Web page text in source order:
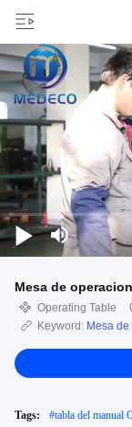
Mesa de
Operating Table
Keyword: Mesa
Tags: #tabla del manual